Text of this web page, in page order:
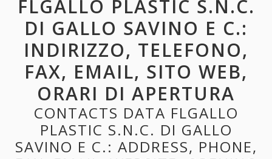
FLGALLO PLASTIC S.N.C.
DI GALLO SAVINO E C.:
INDIRIZZO, TELEFONO,
FAX, EMAIL, SITO WEB,
ORARI DI APERTURA
CONTACTS DATA FLGALLO
PLASTIC S.N.C. DI GALLO
SAVINO E C.: ADDRESS, PHONE,